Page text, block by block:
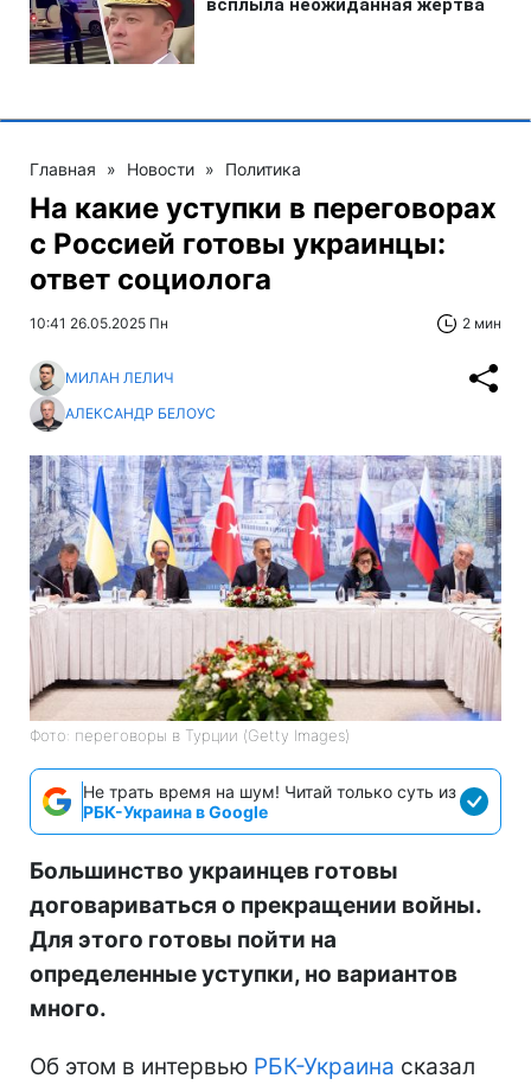
Главная » Новости » Политика
На какие уступки в переговорах
с Россией готовы украинцы:
ответ социолога
10:41 26.05.2025 Пн 2 мин
МИЛАН ЛЕЛИЧ
АЛЕКСАНДР БЕЛОУС
Фото: переговоры в Турции (Getty Images)
Не трать время на шум! Читай только суть из
РБК-Украина в Google
Большинство украинцев готовы
договариваться о прекращении войны.
Для этого готовы пойти на
определенные уступки, но вариантов
много.
Об этом в интервью РБК-Украина сказал